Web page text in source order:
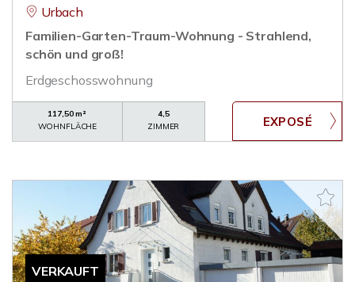
Urbach
Familien-Garten-Traum-Wohnung - Strahlend,
schön und groß!
Erdgeschosswohnung
117,50 m²
WOHNFLÄCHE
4,5
ZIMMER
VERKAUFT